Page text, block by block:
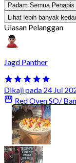
Padam Semua Penapis
Lihat lebih banyak kedai
Ulasan Pelanggan
Jagd Panther
Dikaji pada 24 Jul
Red Oven SO/